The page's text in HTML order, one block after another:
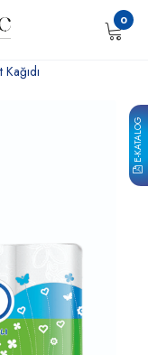
E-KATALOG
0
Kağıdı